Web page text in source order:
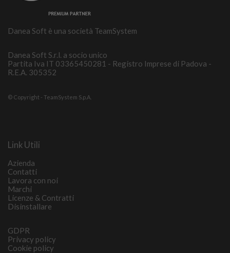
Danea Soft è una società TeamSystem
Danea Soft S.r.l. a socio unico
Partita Iva IT 03365450281 - Registro Imprese di Padova -
R.E.A. 305352
© Copyright - TeamSystem S.p.A.
Link Utili
Azienda
Contatti
Lavora con noi
Marchi
Licenze & Contratti
Disinstallare
GDPR
Privacy policy
Cookie policy